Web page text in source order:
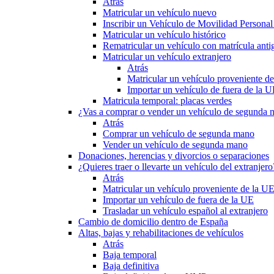
Matricular un vehículo nuevo
Inscribir un Vehículo de Movilidad
Matricular un vehículo histórico
Rematricular un vehículo con matrícula
Matricular un vehículo extranjero
Atrás
Matricular un vehículo proveniente
Importar un vehículo de fuera de la
Matricula temporal: placas verdes
¿Vas a comprar o vender un vehículo de segunda
Atrás
Comprar un vehículo de segunda mano
Vender un vehículo de segunda mano
Donaciones, herencias y divorcios o separaciones
¿Quieres traer o llevarte un vehículo del
Atrás
Matricular un vehículo proveniente de la UE
Importar un vehículo de fuera de la UE
Trasladar un vehículo español al extranjero
Cambio de domicilio dentro de España
Altas, bajas y rehabilitaciones de vehículos
Atrás
Baja temporal
Baja definitiva